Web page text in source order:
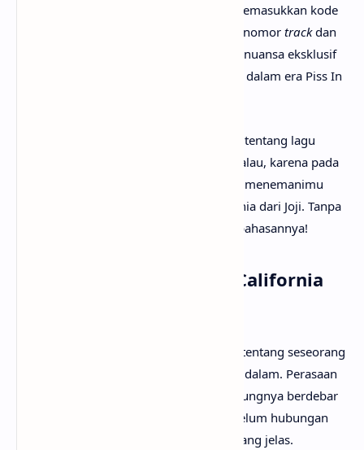
mendengarkannya, penggemar harus memasukkan kode
08209, yang merupakan gabungan dari nomor trackdan
durasi lagu. Strategi unik ini menambah nuansa eksklusif
sekaligus memperkuat konsep misterius dalam era Piss In
Mungkin kamu sudah sangat penasaran tentang lagu
Hotel California artinya apa? Tak perlu galau, karena pada
akan menemanimu
mencari tahu maksud lagu Hotel California dari Joji. Tanpa
berlama-lama lagi, mari kita mulai pembahasannya!
Arti Makna Lagu Hotel California
Lirik lagu Hotel California menceritakan tentang seseorang
yang jatuh cinta terlalu cepat dan terlalu dalam. Perasaan
itu datang tanpa aba-aba, membuat jantungnya berdebar
dan keterikatannya tumbuh bahkan sebelum hubungan
tersebut benar-benar memiliki pijakan yang jelas.